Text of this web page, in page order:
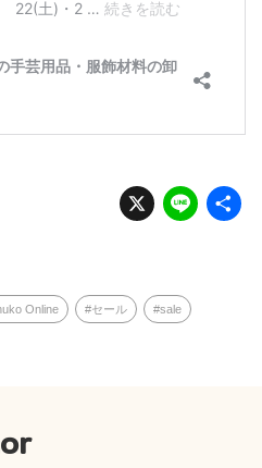
X Li
n
Online セール sale